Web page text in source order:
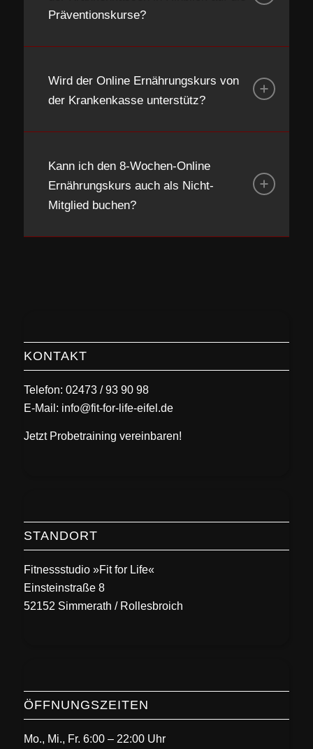
Präventionskurse?
Wird der Online Ernährungskurs von
der Krankenkasse unterstütz?
Kann ich den 8-Wochen-Online
Ernährungskurs auch als Nicht-
Mitglied buchen?
KONTAKT
Telefon: 02473 / 93 90 98
E-Mail: info@fit-for-life-eifel.de
Jetzt Probetraining vereinbaren!
STANDORT
Fitnessstudio »Fit for Life«
Einsteinstraße 8
52152 Simmerath / Rollesbroich
ÖFFNUNGSZEITEN
Mo., Mi., Fr. 6:00 – 22:00 Uhr